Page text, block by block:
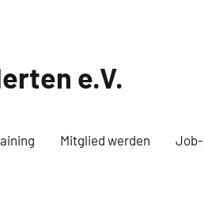
e.V.
Mitglied werden